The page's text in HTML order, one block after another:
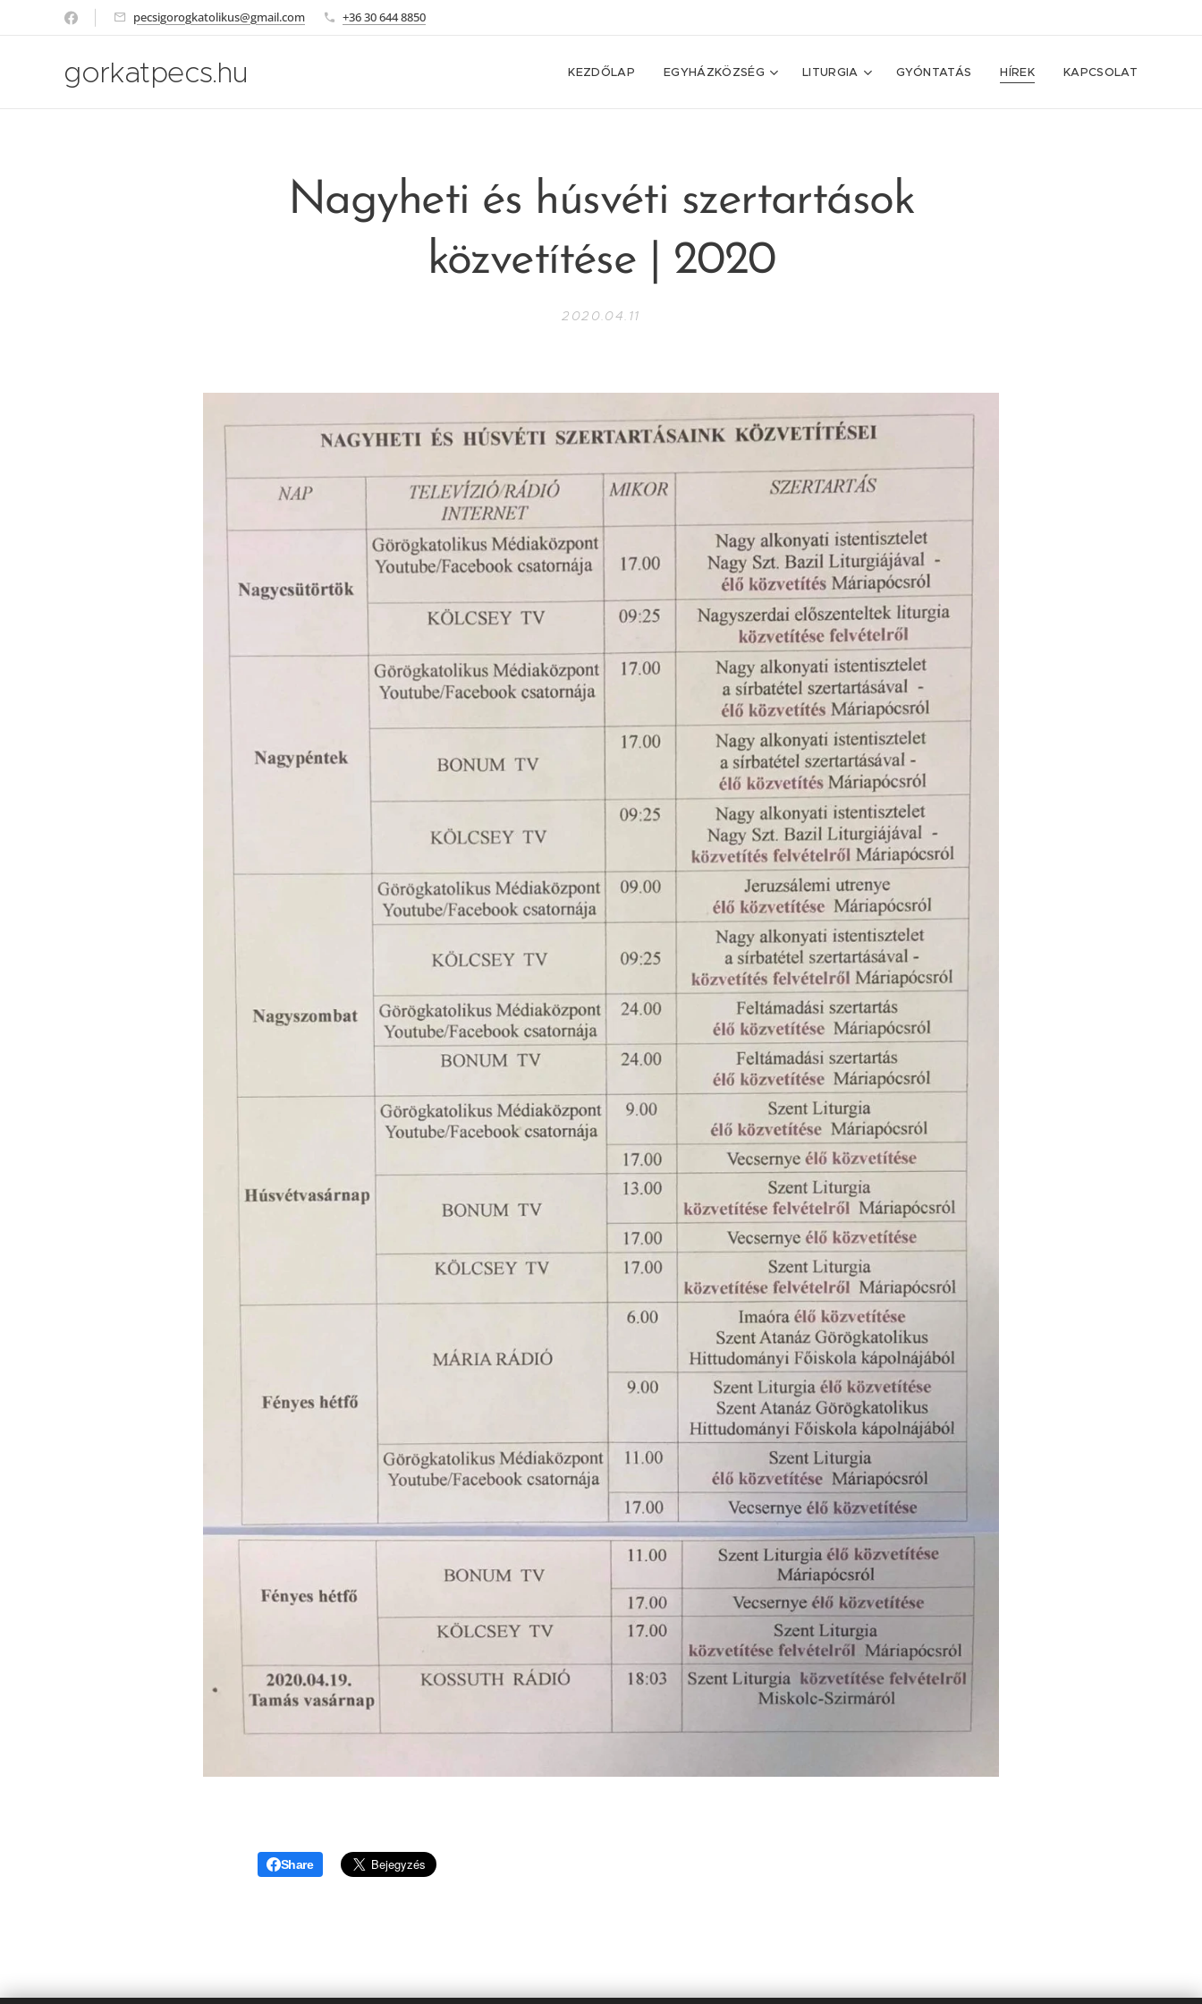
pecsigorogkatolikus@gmail.com +36 30 644 8850
gorkatpecs.hu KEZDŐLAP EGYHÁZKÖZSÉG LITURGIA GYÓNTATÁS HÍREK KAPCSOLAT
Nagyheti és húsvéti szertartások
közvetítése | 2020
2020.04.11
Share